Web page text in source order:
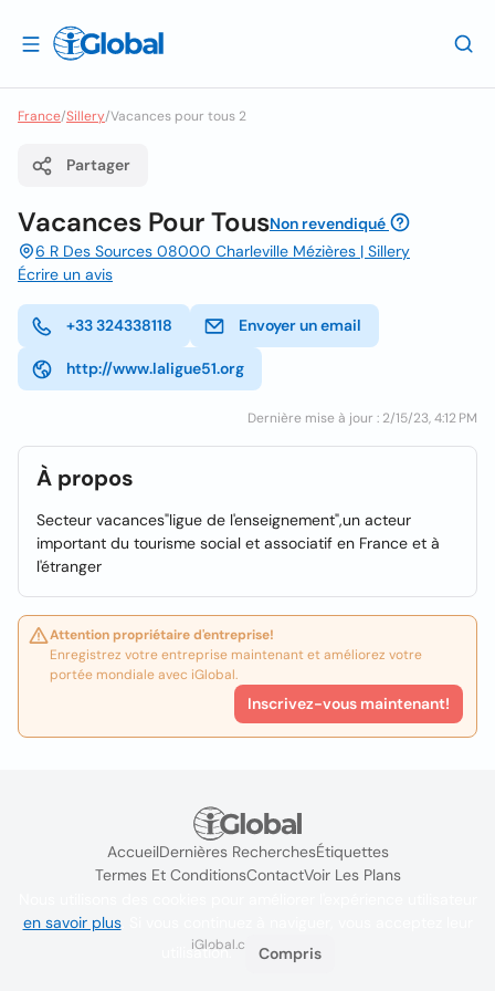
France/Sillery/Vacances pour tous 2
Partager
Vacances Pour TousNon revendiqué
6 R Des Sources 08000 Charleville Mézières | Sillery
Écrire un avis
+33 324338118 Envoyer un email
http://www.laligue51.org
Dernière mise à jour : 2/15/23, 4:12 PM
À propos
Secteur vacances"ligue de l'enseignement",un acteur
important du tourisme social et associatif en France et à
l'étranger
Attention propriétaire d'entreprise!
Enregistrez votre entreprise maintenant et améliorez votre
portée mondiale avec iGlobal.
Inscrivez-vous maintenant!
AccueilDernières RecherchesÉtiquettes
Termes Et ConditionsContactVoir Les Plans
iGlobal.co @ 2024
en savoir plus. Si vous continuez à naviguer, vous acceptez leur
utilisation.
Compris